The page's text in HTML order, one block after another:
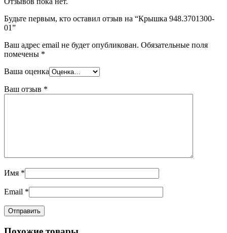
Будьте первым, кто оставил отзыв на “Крышка 948.3701300-
01”
Ваш адрес email не будет опубликован. Обязательные поля
помечены *
Ваша оценка
Ваш отзыв *
Имя *
Email *